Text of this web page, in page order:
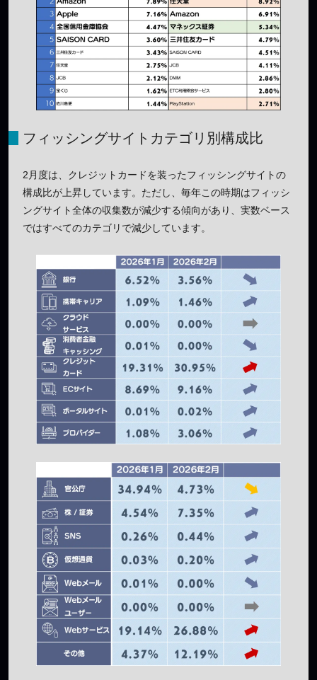
フィッシングサイトカテゴリ別構成比
2月度は、クレジットカードを装ったフィッシングサイトの
構成比が上昇しています。ただし、毎年この時期はフィッシ
ングサイト全体の収集数が減少する傾向があり、実数ベース
ではすべてのカテゴリで減少しています。